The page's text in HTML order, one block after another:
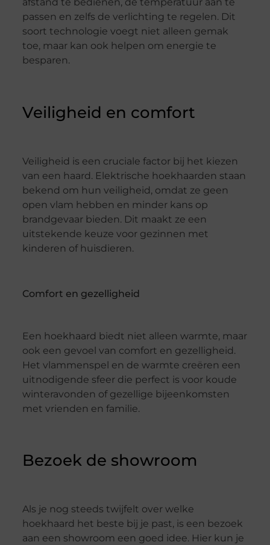
passen en zelfs de verlichting te regelen. Dit
soort technologie voegt niet alleen gemak
toe, maar kan ook helpen om energie te
besparen.
Veiligheid en comfort
Veiligheid is een cruciale factor bij het kiezen
van een haard. Elektrische hoekhaarden staan
bekend om hun veiligheid, omdat ze geen
open vlam hebben en minder kans op
brandgevaar bieden. Dit maakt ze een
uitstekende keuze voor gezinnen met
kinderen of huisdieren.
Comfort en gezelligheid
Een hoekhaard biedt niet alleen warmte, maar
ook een gevoel van comfort en gezelligheid.
Het vlammenspel en de warmte creëren een
uitnodigende sfeer die perfect is voor koude
winteravonden of gezellige bijeenkomsten
met vrienden en familie.
Bezoek de showroom
Als je nog steeds twijfelt over welke
hoekhaard het beste bij je past, is een bezoek
aan een showroom een goed idee. Hier kun je